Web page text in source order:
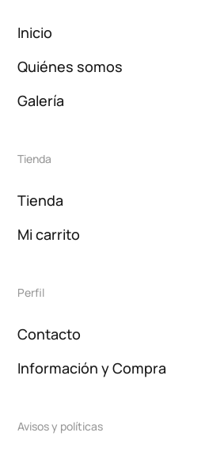
Inicio
Quiénes somos
Galería
Tienda
Tienda
Mi carrito
Perfil
Contacto
Información y Compra
Avisos y políticas